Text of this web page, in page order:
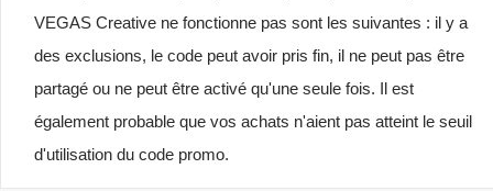
VEGAS Creative ne fonctionne pas sont les suivantes : il y a
des exclusions, le code peut avoir pris fin, il ne peut pas être
partagé ou ne peut être activé qu'une seule fois. Il est
également probable que vos achats n'aient pas atteint le seuil
d'utilisation du code promo.